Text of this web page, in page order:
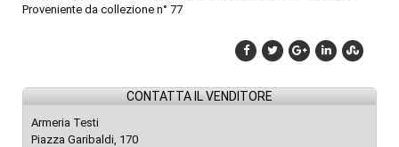
Proveniente da collezione n° 77
CONTATTA IL VENDITORE
Armeria Testi
Piazza Garibaldi, 170